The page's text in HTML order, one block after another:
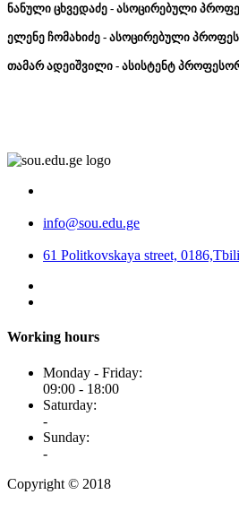
ნანული ცხვედაძე - ასოცირებული
ელენე ჩომახიძე - ასოცირებული
თამარ ადეიშვილი - ასისტენტ
info@sou.edu.ge
61 Politkovskaya street,
Working hours
Monday - Friday:
09:00 - 18:00
Saturday:
-
Sunday:
-
Copyright © 2018